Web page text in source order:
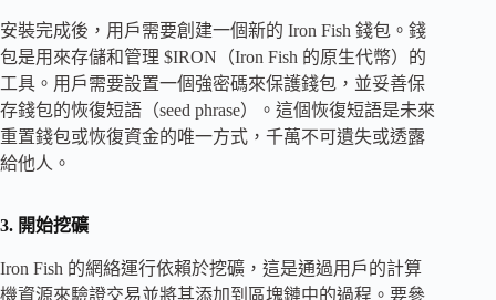
安裝完成後，用戶需要創建一個新的 Iron Fish 錢包。錢
包是用來存儲和管理 $IRON（Iron Fish 的原生代幣）的
工具。用戶需要設置一個強密碼來保護錢包，並妥善保
存錢包的恢復短語（seed phrase）。這個恢復短語是未來
重置錢包或恢復資金的唯一方式，千萬不可遺失或透露
給他人。
3. 開始挖礦
Iron Fish 的網絡運行依賴於挖礦，這是通過用戶的計算
機資源來驗證交易並將其添加到區塊鏈中的過程。要參